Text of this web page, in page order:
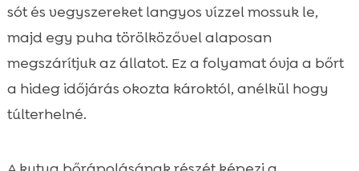
sót és vegyszereket langyos vízzel mossuk le,
majd egy puha törölközővel alaposan
megszárítjuk az állatot. Ez a folyamat óvja a bőrt
a hideg időjárás okozta károktól, anélkül hogy
túlterhelné.